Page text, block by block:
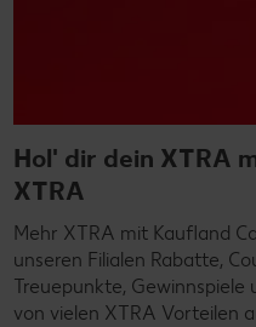
Hol' dir dein XTRA
XTRA
Mehr XTRA mit Kaufland
unseren Filialen Rabatte,
Treuepunkte, Gewinnspiele
von vielen XTRA Vorteilen